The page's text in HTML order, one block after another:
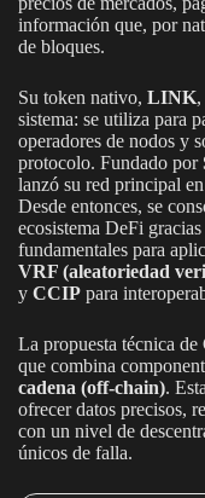
información que, por
de bloques.
Su token nativo, LINK
sistema: se utiliza para
operadores de nodos y
protocolo. Fundado por
lanzó su red principal en
Desde entonces, se
ecosistema DeFi
fundamentales para
VRF (aleatoriedad
y CCIP para
La propuesta técnica
que combina
cadena (off-chain).
ofrecer datos precisos,
con un nivel de
únicos de falla.